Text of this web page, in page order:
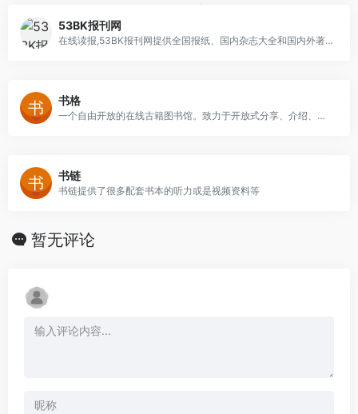
53BK报刊网
在线读报,53BK报刊网提供全国报纸、国内杂志大全和国内外著名报纸大全,无论国内和国外,所有报纸期刊杂志尽在53BK报刊网
书格
一个自由开放的在线古籍图书馆。致力于开放式分享、介绍、推荐有价值的古籍善本,并鼓励将文化艺术作品数字化归档
书链
书链提供了很多配套书本的听力或是视频资料等
暂无评论